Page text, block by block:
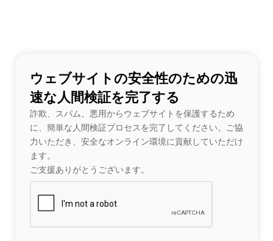
ウェブサイトの安全性のための迅
速な人間検証を完了する
詐欺、スパム、悪用からウェブサイトを保護するため
に、簡単な人間検証プロセスを完了してください。ご協
力いただき、安全なオンライン環境に貢献していただけ
ます。
ご支援ありがとうございます。